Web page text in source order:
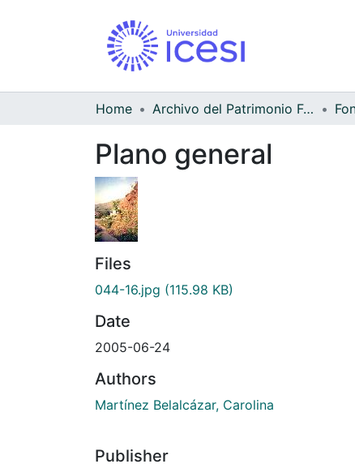
Home Archivo del Patrimonio Fotográfico y Fílmico del Valle del Cauca
Plano general
Files
044-16.jpg (115.98 KB)
Date
2005-06-24
Authors
Martínez Belalcázar, Carolina
Publisher